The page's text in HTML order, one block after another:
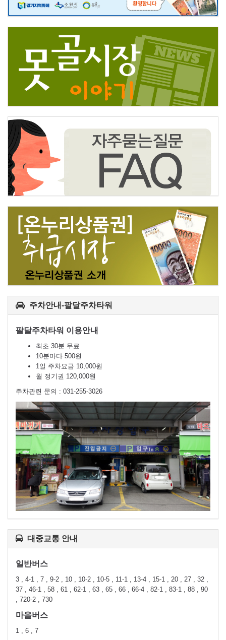
주차안내-팔달주차타워
팔달주차타워 이용안내
최초 30분 무료
10분마다 500원
1일 주차요금 10,000원
월 정기권 120,000원
주차관련 문의 : 031-255-3026
대중교통 안내
일반버스
3 , 4-1 , 7 , 9-2 , 10 , 10-2 , 10-5 , 11-1 , 13-4 , 15-1 , 20 , 27 , 32 ,
37 , 46-1 , 58 , 61 , 62-1 , 63 , 65 , 66 , 66-4 , 82-1 , 83-1 , 88 , 90
, 720-2 , 730
마을버스
1 , 6 , 7